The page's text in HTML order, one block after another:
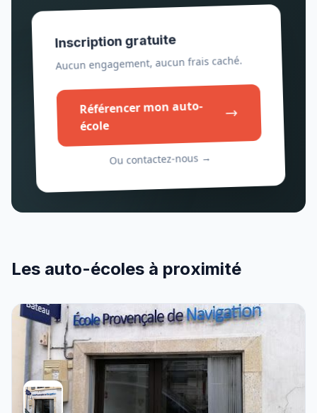
Inscription gratuite
Aucun engagement, aucun frais caché.
Référencer mon auto-
école
Ou contactez-nous →
Les auto-écoles à proximité